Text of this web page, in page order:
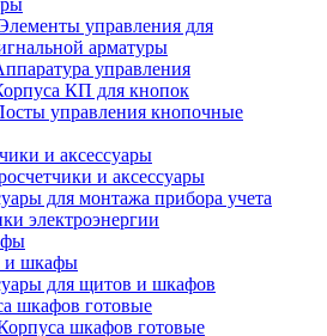
управления для
арматуры
управления
КП для кнопок
управления кнопочные
и аксессуары
и аксессуары
для монтажа прибора учета
электроэнергии
шкафы
для щитов и шкафов
шкафов готовые
шкафов готовые